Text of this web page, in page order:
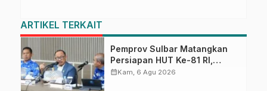
ARTIKEL TERKAIT
Pemprov Sulbar Matangkan
Persiapan HUT Ke-81 RI,
Puncak Upacara di Lapangan
calendar_monthKam, 6 Agu 2026